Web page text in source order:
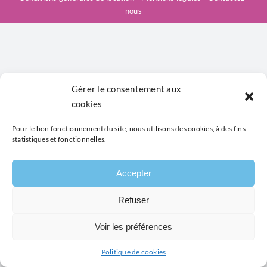
Gérer le consentement aux
cookies
Pour le bon fonctionnement du site, nous utilisons des cookies, à des fins
statistiques et fonctionnelles.
Accepter
Refuser
Voir les préférences
Politique de cookies
nous